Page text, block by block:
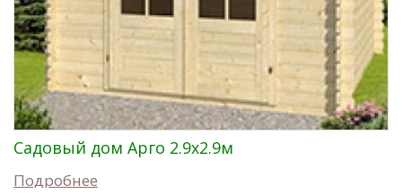
Садовый дом Арго 2.9x2.9м
Подробнее